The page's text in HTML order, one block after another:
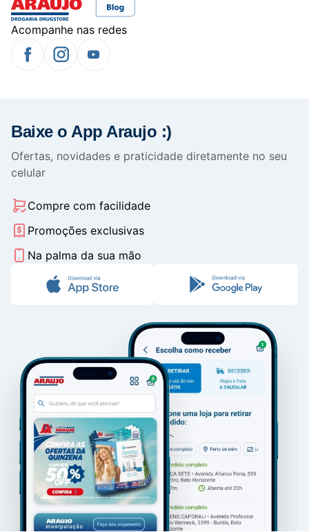
Acompanhe nas redes
Baixe o App Araujo :)
Ofertas, novidades e praticidade diretamente no seu
celular
Compre com facilidade
Promoções exclusivas
Na palma da sua mão